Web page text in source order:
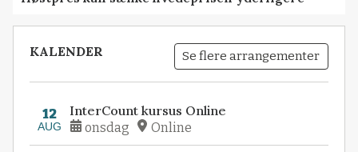
KALENDER Se flere arrangementer
12
AUG
InterCount kursus Online
onsdag Online